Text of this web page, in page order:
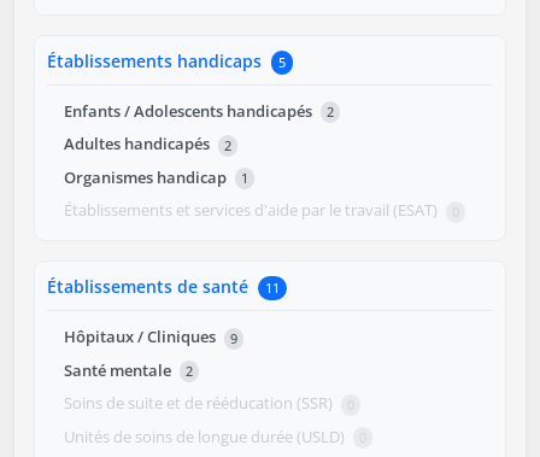
Établissements handicaps 5
Enfants / Adolescents handicapés 2
Adultes handicapés 2
Organismes handicap 1
Établissements et services d'aide par le travail (ESAT) 0
Établissements de santé 11
Hôpitaux / Cliniques 9
Santé mentale 2
Soins de suite et de rééducation (SSR) 0
Unités de soins de longue durée (USLD) 0